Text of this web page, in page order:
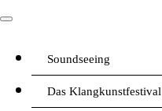
Soundseeing
Das Klangkunstfestival